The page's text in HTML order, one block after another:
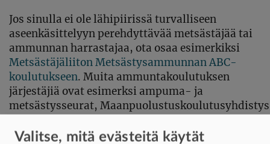
Jos sinulla ei ole lähipiirissä turvalliseen
aseenkäsittelyyn perehdyttävää metsästäjää tai
ammunnan harrastajaa, ota osaa esimerkiksi
Metsästäjäliiton Metsästysammunnan ABC-
koulutukseen. Muita ammuntakoulutuksen
järjestäjiä ovat esimerksi ampuma- ja
metsästysseurat, Maanpuolustuskoulutusyhdistys
Valitse, mitä evästeitä käytät